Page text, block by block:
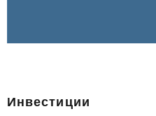
Инвестиции